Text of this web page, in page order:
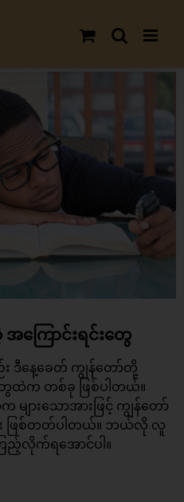
ကြောင်းရင်းတွေ
ဒီနေ့ခေတ် ကျွန်တော်တို့
ေထဲက တစ်ခု ဖြစ်ပါတယ်။
ျားသောအားဖြင့် ကျွန်တော်
ဖြစ်တတ်ပါတယ်။ ဘယ်လို လူ
ည့်လိုက်ရအောင်ပါ။